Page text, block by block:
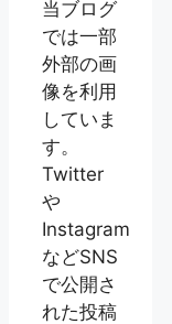
当ブログ
では一部
外部の画
像を利用
していま
す。
Twitter
や
Instagram
などSNS
で公開さ
れた投稿